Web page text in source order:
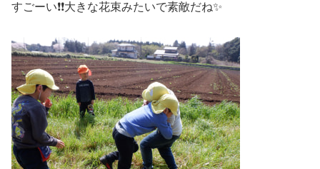
すごーい❗❗大きな花束みたいで素敵だね✨